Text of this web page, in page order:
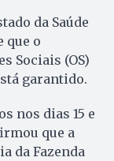
da Saúde
que o
Sociais (OS)
garantido.
nos dias 15 e
que a
da Fazenda